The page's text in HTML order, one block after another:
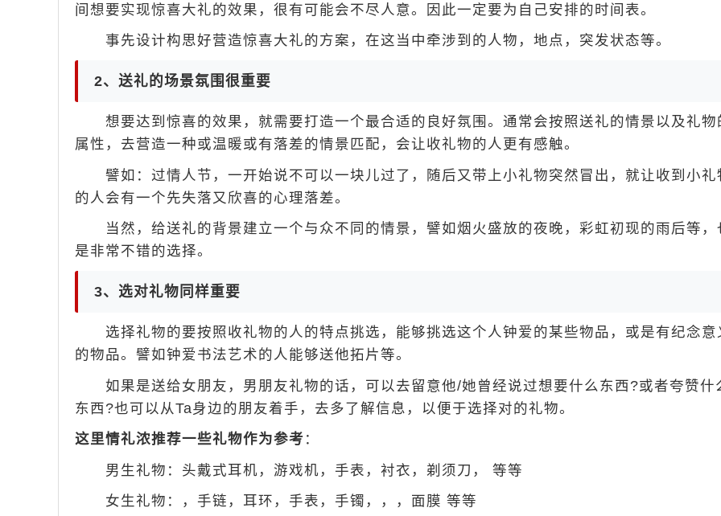
间想要实现惊喜大礼的效果，很有可能会不尽人意。因此一定要为自己安排的时间表。
事先设计构思好营造惊喜大礼的方案，在这当中牵涉到的人物，地点，突发状态等。
2、送礼的场景氛围很重要
想要达到惊喜的效果，就需要打造一个最合适的良好氛围。通常会按照送礼的情景以及礼物
属性，去营造一种或温暖或有落差的情景匹配，会让收礼物的人更有感触。
譬如：过情人节，一开始说不可以一块儿过了，随后又带上小礼物突然冒出，就让收到小礼
的人会有一个先失落又欣喜的心理落差。
当然，给送礼的背景建立一个与众不同的情景，譬如烟火盛放的夜晚，彩虹初现的雨后等，
是非常不错的选择。
3、选对礼物同样重要
选择礼物的要按照收礼物的人的特点挑选，能够挑选这个人钟爱的某些物品，或是有纪念意
的物品。譬如钟爱书法艺术的人能够送他拓片等。
如果是送给女朋友，男朋友礼物的话，可以去留意他/她曾经说过想要什么东西?或者夸赞什
东西?也可以从Ta身边的朋友着手，去多了解信息，以便于选择对的礼物。
这里情礼浓推荐一些礼物作为参考 ：
男生礼物：头戴式耳机，游戏机，手表，衬衣，剃须刀，
等等
女生礼物：
，手链，耳环，手表，手镯， ，
，面膜 等等